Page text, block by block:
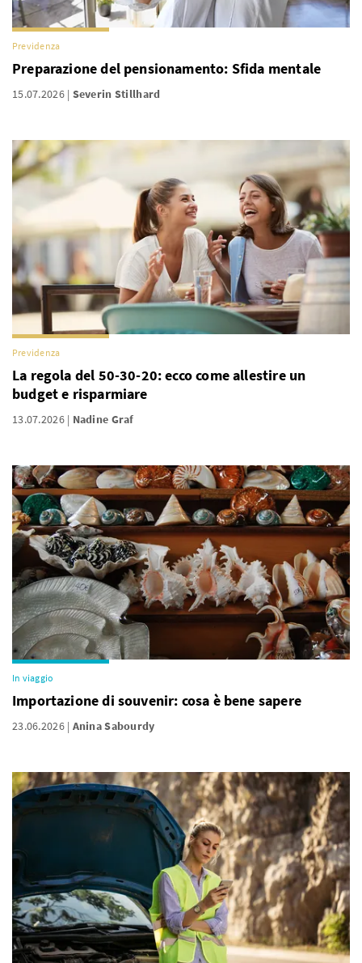
Previdenza
Preparazione del pensionamento: Sfida mentale
15.07.2026 Severin Stillhard
Previdenza
La regola del 50-30-20: ecco come allestire un
budget e risparmiare
13.07.2026 Nadine Graf
In viaggio
Importazione di souvenir: cosa è bene sapere
23.06.2026 Anina Sabourdy